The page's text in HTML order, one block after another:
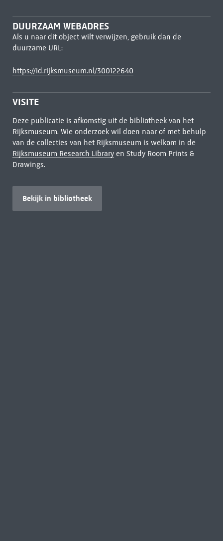
DUURZAAM WEBADRES
Als u naar dit object wilt verwijzen, gebruik dan de
duurzame URL:
https://id.rijksmuseum.nl/300122640
VISITE
Deze publicatie is afkomstig uit de bibliotheek van het
Rijksmuseum. Wie onderzoek wil doen naar of met behulp
van de collecties van het Rijksmuseum is welkom in de
Rijksmuseum Research Libraryen Study Room Prints &
Drawings.
Bekijk in bibliotheek